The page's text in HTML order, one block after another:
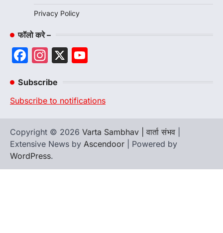
Privacy Policy
फॉलो करे –
Facebook
Instagram
X
Subscribe
Subscribe to notifications
Copyright © 2026 Varta Sambhav | वार्ता संभव
Extensive News by Ascendoor | Powered by
WordPress.